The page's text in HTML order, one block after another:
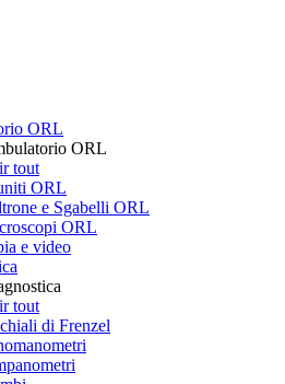
ORL
ORL
tout
ORL
e Sgabelli ORL
ORL
e video
tout
di Frenzel